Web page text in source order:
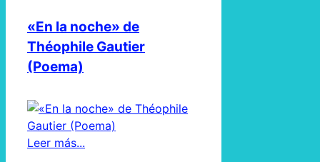
«En la noche» de
Théophile Gautier
(Poema)
Leer más...